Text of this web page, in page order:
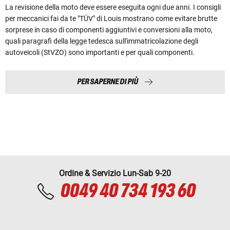
La revisione della moto deve essere eseguita ogni due anni. I consigli
per meccanici fai da te "TÜV" di Louis mostrano come evitare brutte
sorprese in caso di componenti aggiuntivi e conversioni alla moto,
quali paragrafi della legge tedesca sull'immatricolazione degli
autoveicoli (StVZO) sono importanti e per quali componenti.
PER SAPERNE DI PIÙ
Ordine & Servizio Lun-Sab 9-20
0049 40 734 193 60